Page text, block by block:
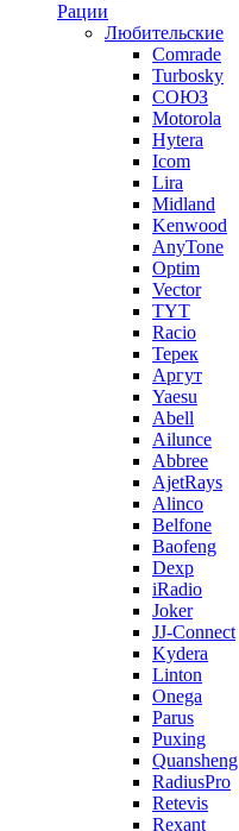
Рации
Любительские
Comrade
Turbosky
СОЮЗ
Motorola
Hytera
Icom
Lira
Midland
Kenwood
AnyTone
Optim
Vector
TYT
Racio
Терек
Аргут
Yaesu
Abell
Ailunce
Abbree
AjetRays
Alinco
Belfone
Baofeng
Dexp
iRadio
Joker
JJ-Connect
Kydera
Linton
Onega
Parus
Puxing
Quansheng
RadiusPro
Retevis
Rexant